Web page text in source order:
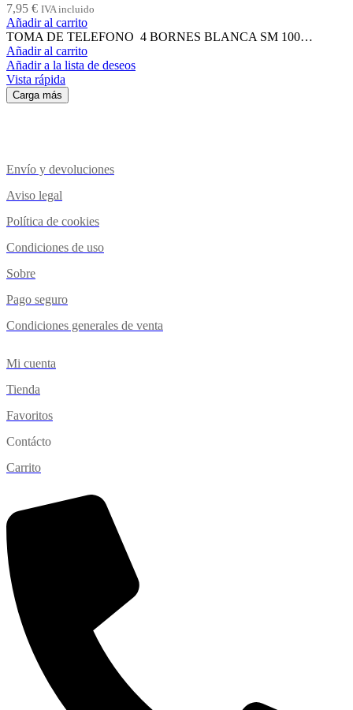
7,95 € IVA incluido
Añadir al carrito
TOMA DE TELEFONO 4 BORNES BLANCA SM 100…
Añadir al carrito
Añadir a la lista de deseos
Vista rápida
Carga más
Envío y devoluciones
Aviso legal
Política de cookies
Condiciones de uso
Sobre
Pago seguro
Condiciones generales de venta
Mi cuenta
Tienda
Favoritos
Contácto
Carrito